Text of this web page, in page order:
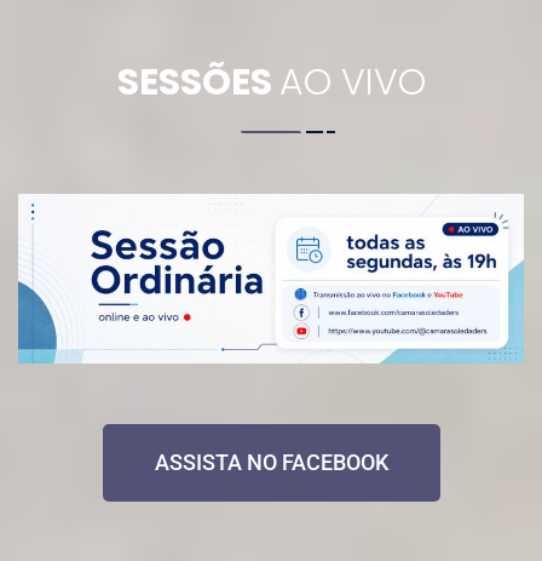
SESSÕESAO VIVO
ASSISTA NO FACEBOOK